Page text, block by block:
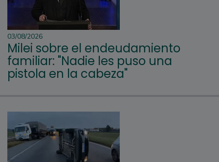
03/08/2026
Milei sobre el endeudamiento
familiar: "Nadie les puso una
pistola en la cabeza"